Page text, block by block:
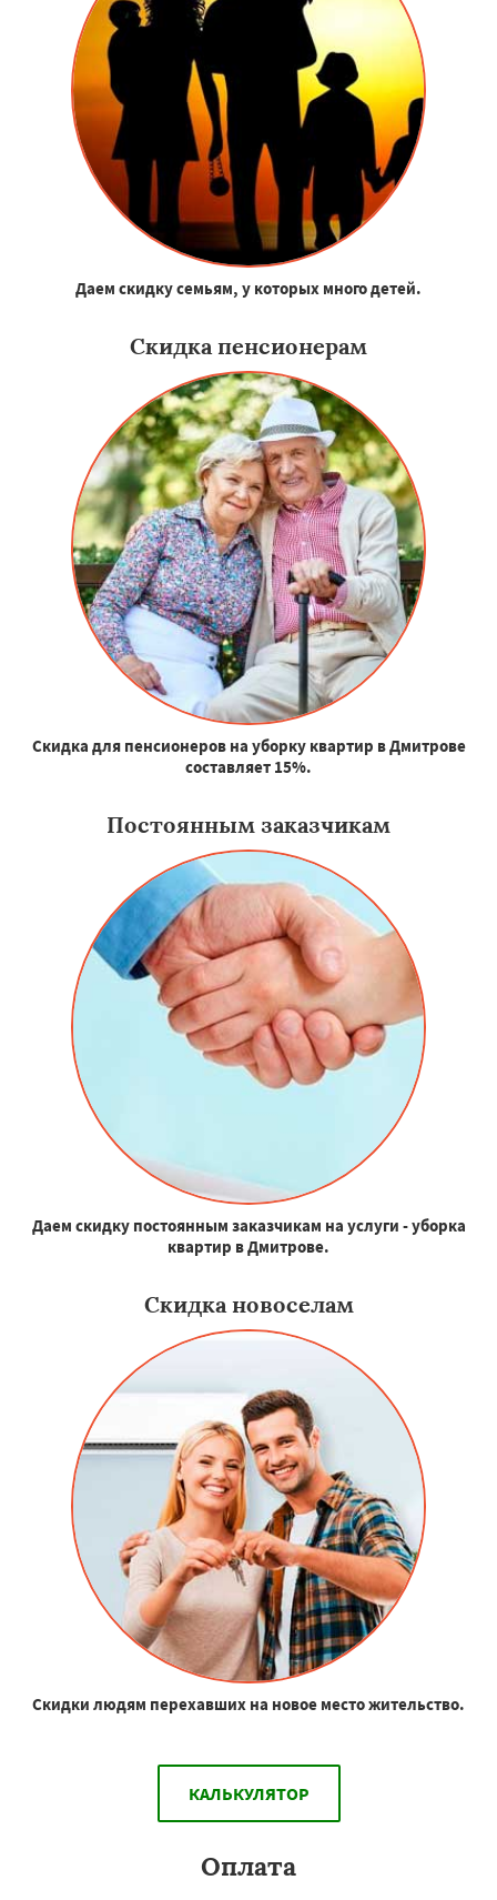
Даем скидку семьям, у которых много детей.
Скидка пенсионерам
Скидка для пенсионеров на уборку квартир в Дмитрове
составляет 15%.
Постоянным заказчикам
Даем скидку постоянным заказчикам на услуги - уборка
квартир в Дмитрове.
Скидка новоселам
Скидки людям перехавших на новое место жительство.
КАЛЬКУЛЯТОР
Оплата